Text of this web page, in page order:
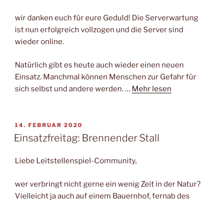
wir danken euch für eure Geduld! Die Serverwartung
ist nun erfolgreich vollzogen und die Server sind
wieder online.
Natürlich gibt es heute auch wieder einen neuen
Einsatz. Manchmal können Menschen zur Gefahr für
sich selbst und andere werden. … Mehr lesen
VERÖFFENTLICHT
AM
14. FEBRUAR 2020
Einsatzfreitag: Brennender Stall
Liebe Leitstellenspiel-Community,
wer verbringt nicht gerne ein wenig Zeit in der Natur?
Vielleicht ja auch auf einem Bauernhof, fernab des